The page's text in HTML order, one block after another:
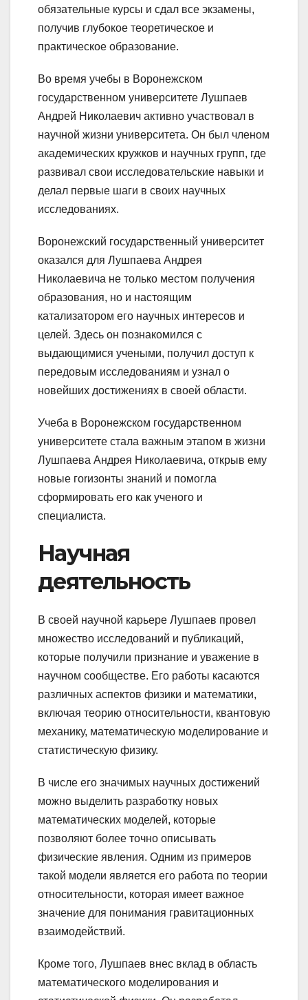
обязательные курсы и сдал все экзамены,
получив глубокое теоретическое и
практическое образование.
Во время учебы в Воронежском
государственном университете Лушпаев
Андрей Николаевич активно участвовал в
научной жизни университета. Он был членом
академических кружков и научных групп, где
развивал свои исследовательские навыки и
делал первые шаги в своих научных
исследованиях.
Воронежский государственный университет
оказался для Лушпаева Андрея
Николаевича не только местом получения
образования, но и настоящим
катализатором его научных интересов и
целей. Здесь он познакомился с
выдающимися учеными, получил доступ к
передовым исследованиям и узнал о
новейших достижениях в своей области.
Учеба в Воронежском государственном
университете стала важным этапом в жизни
Лушпаева Андрея Николаевича, открыв ему
новые гorизонты знаний и помогла
сформировать его как ученого и
специалиста.
Научная
деятельность
В своей научной карьере Лушпаев провел
множество исследований и публикаций,
которые получили признание и уважение в
научном сообществе. Его работы касаются
различных аспектов физики и математики,
включая теорию относительности, квантовую
механику, математическую моделирование и
статистическую физику.
В числе его значимых научных достижений
можно выделить разработку новых
математических моделей, которые
позволяют более точно описывать
физические явления. Одним из примеров
такой модели является его работа по теории
относительности, которая имеет важное
значение для понимания гравитационных
взаимодействий.
Кроме того, Лушпаев внес вклад в область
математического моделирования и